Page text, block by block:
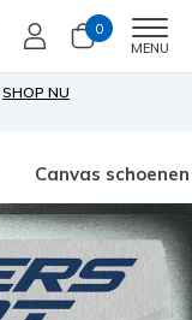
0
MENU
SHOP NU
Canvas schoenen